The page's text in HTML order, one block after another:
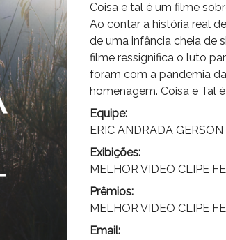
Coisa e tal é um filme
Ao contar a história real
de uma infância cheia de
filme ressignifica o luto
foram com a pandemia
homenagem. Coisa e Tal
Equipe:
ERIC ANDRADA
Exibições:
MELHOR VIDEO CLIPE
Prêmios:
MELHOR VIDEO CLIPE
Email: